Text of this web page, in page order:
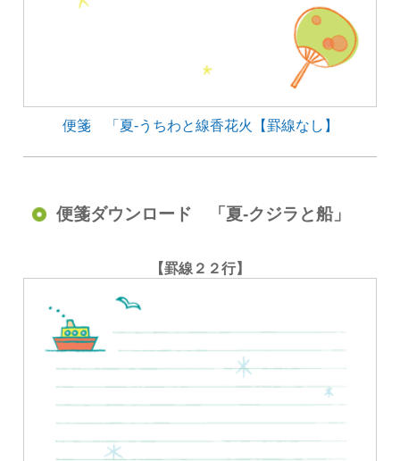
便箋 「夏-うちわと線香花火【罫線なし】
便箋ダウンロード 「夏-クジラと船」
【罫線２２行】